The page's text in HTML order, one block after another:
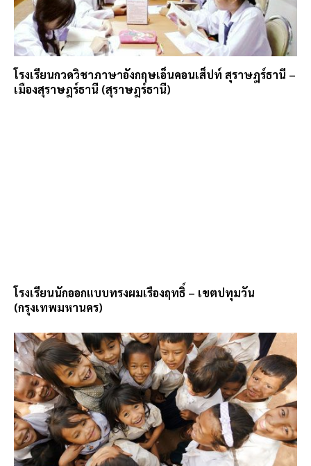
โรงเรียนกวดวิชาภาษาอังกฤษเอ็นคอนเส็ปท์ สุราษฎร์ธานี –
เมืองสุราษฎร์ธานี (สุราษฎร์ธานี)
โรงเรียนนักออกแบบทรงผมเรืองฤทธิ์ – เขตปทุมวัน
(กรุงเทพมหานคร)